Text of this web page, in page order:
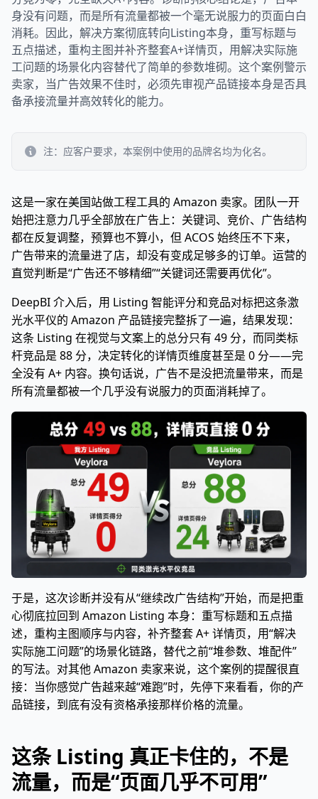
身没有问题，而是所有流量都被一个毫无说服力的页面白白
消耗。因此，解决方案彻底转向Listing本身，重写标题与
五点描述，重构主图并补齐整套A+详情页，用解决实际施
工问题的场景化内容替代了简单的参数堆砌。这个案例警示
卖家，当广告效果不佳时，必须先审视产品链接本身是否具
备承接流量并高效转化的能力。
注：应客户要求，本案例中使用的品牌名均为化名。
这是一家在美国站做工程工具的 Amazon 卖家。团队一开
始把注意力几乎全部放在广告上：关键词、竞价、广告结构
都在反复调整，预算也不算小，但 ACOS 始终压不下来，
广告带来的流量进了店，却没有变成足够多的订单。运营的
直觉判断是“广告还不够精细”“关键词还需要再优化”。
DeepBI 介入后，用 Listing 智能评分和竞品对标把这条激
光水平仪的 Amazon 产品链接完整拆了一遍，结果发现：
这条 Listing 在视觉与文案上的总分只有 49 分，而同类标
杆竞品是 88 分，决定转化的详情页维度甚至是 0 分——完
全没有 A+ 内容。换句话说，广告不是没把流量带来，而是
所有流量都被一个几乎没有说服力的页面消耗掉了。
于是，这次诊断并没有从“继续改广告结构”开始，而是把重
心彻底拉回到 Amazon Listing 本身：重写标题和五点描
述，重构主图顺序与内容，补齐整套 A+ 详情页，用“解决
实际施工问题”的场景化链路，替代之前“堆参数、堆配件”
的写法。对其他 Amazon 卖家来说，这个案例的提醒很直
接：当你感觉广告越来越“难跑”时，先停下来看看，你的产
品链接，到底有没有资格承接那样价格的流量。
这条 Listing 真正卡住的，不是
流量，而是“页面几乎不可用”